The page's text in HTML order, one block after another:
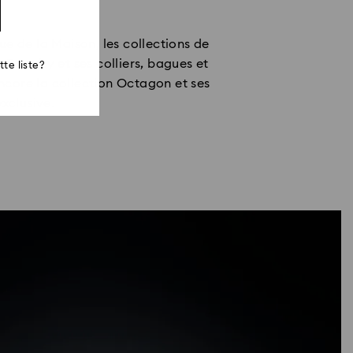
de la Maison, les collections de
et ses colliers, bagues et
la collection Octagon et ses
liste?